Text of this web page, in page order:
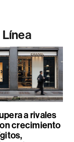
a rivales
crecimiento